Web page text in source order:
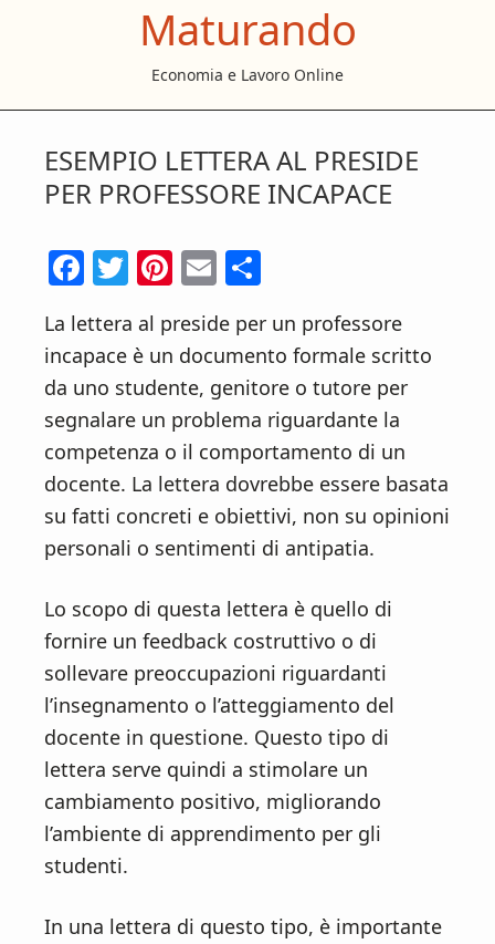
p
o
m
c
o
n
t
e
n
t
p
o
p
a
r
y
s
i
d
e
b
p
o
f
o
e
r
Maturando
Economia e Lavoro Online
ESEMPIO LETTERA AL PRESIDE
PER PROFESSORE INCAPACE
F
e
b
o
o
k
T
itt
er
Pi
er
es
t
E
ai
l
n
di
vi
di
La lettera al preside per un professore
incapace è un documento formale scritto
da uno studente, genitore o tutore per
segnalare un problema riguardante la
competenza o il comportamento di un
docente. La lettera dovrebbe essere basata
su fatti concreti e obiettivi, non su opinioni
personali o sentimenti di antipatia.
Lo scopo di questa lettera è quello di
fornire un feedback costruttivo o di
sollevare preoccupazioni riguardanti
l’insegnamento o l’atteggiamento del
docente in questione. Questo tipo di
lettera serve quindi a stimolare un
cambiamento positivo, migliorando
l’ambiente di apprendimento per gli
studenti.
In una lettera di questo tipo, è importante